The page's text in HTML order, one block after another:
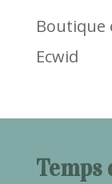
Boutique
Ecwid
Temps